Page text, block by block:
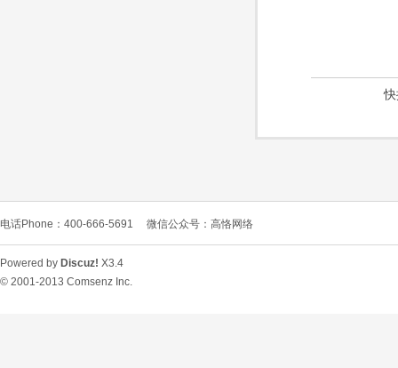
电话Phone：400-666-5691 微信公众号：高恪网络
Powered by Discuz! X3.4
© 2001-2013 Comsenz Inc.